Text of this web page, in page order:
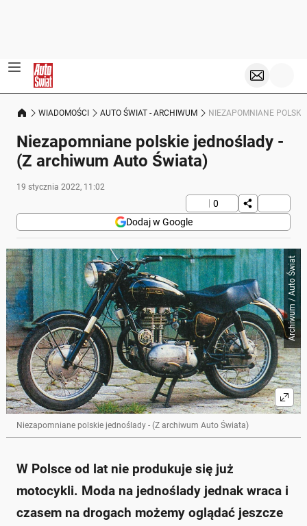
WIADOMOŚCI AUTO ŚWIAT - ARCHIWUM NIEZAPOMNIANE
Niezapomniane polskie jednoślady -
(Z archiwum Auto Świata)
19 stycznia 2022, 11:02
0
Dodaj w Google
Archiwum / Auto Świat
Niezapomniane polskie jednoślady - (Z archiwum Auto Świata)
W Polsce od lat nie produkuje się już
motocykli. Moda na jednoślady jednak wraca i
czasem na drogach możemy oglądać jeszcze